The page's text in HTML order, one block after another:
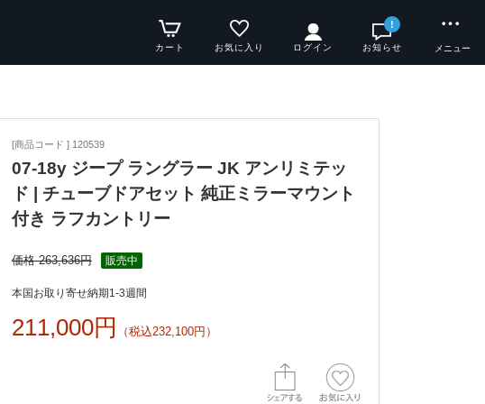
カート お気に入り ログイン
!
お知らせ メニュー
[商品コード ] 120539
07-18y ジープ ラングラー JK アンリミテッ
ド | チューブドアセット 純正ミラーマウント
付き ラフカントリー
価格 263,636円 販売中
本国お取り寄せ納期1-3週間
211,000円 （税込232,100円）